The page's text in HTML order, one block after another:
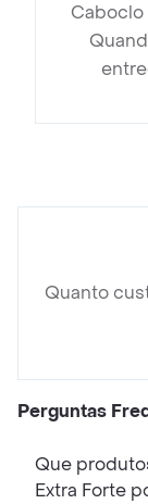
Caboclo
Quanto
Perguntas
Que
Extra Forte